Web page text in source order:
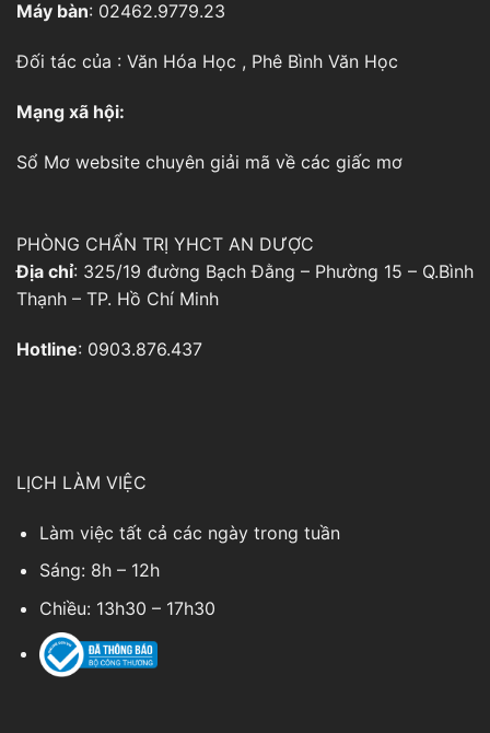
Máy bàn: 02462.9779.23
Đối tác của : Văn Hóa Học , Phê Bình Văn Học
Mạng xã hội:
Sổ Mơ website chuyên giải mã về các giấc mơ
PHÒNG CHẨN TRỊ YHCT AN DƯỢC
Địa chỉ: 325/19 đường Bạch Đằng – Phường 15 – Q.Bình
Thạnh – TP. Hồ Chí Minh
Hotline: 0903.876.437
LỊCH LÀM VIỆC
Làm việc tất cả các ngày trong tuần
Sáng: 8h – 12h
Chiều: 13h30 – 17h30